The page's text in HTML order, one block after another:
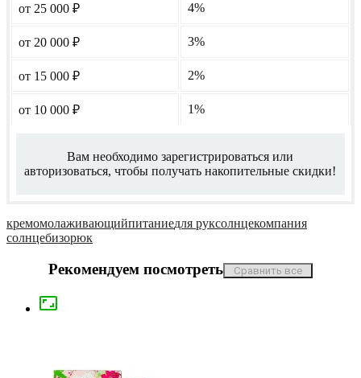
от 25 000 ₽ 4%
от 20 000 ₽ 3%
от 15 000 ₽ 2%
от 10 000 ₽ 1%
Вам необходимо зарегистрироваться или
авторизоваться, чтобы получать накопительные скидки!
кремомолаживающийпитаниедля руксолнцекомпания
солнцебизорюк
Рекомендуем посмотреть
